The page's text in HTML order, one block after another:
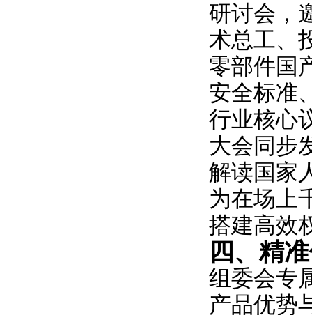
研讨会，
术总工、
零部件国
安全标准
行业核心
大会同步
解读国家
为在场上
搭建高效
四、精
组委会专
产品优势